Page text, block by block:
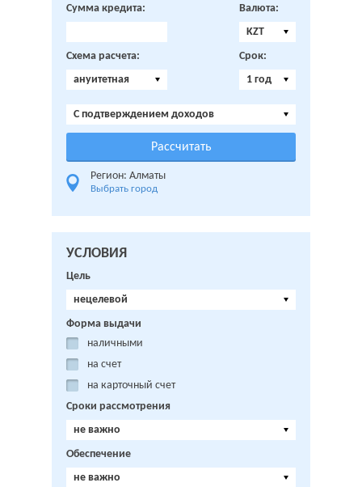
Сумма кредита:
Валюта:
KZT
Схема расчета:
ануитетная
Срок:
1 год
C подтверждением доходов
Регион: Алматы
Выбрать город
УСЛОВИЯ
Цель
нецелевой
Форма выдачи
наличными
на счет
на карточный счет
Сроки рассмотрения
не важно
Обеспечение
не важно